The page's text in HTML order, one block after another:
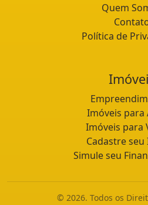
Quem
Política de
Imóveis para
Imóveis para
Cadastre seu
Simule seu
© 2026. Todos os